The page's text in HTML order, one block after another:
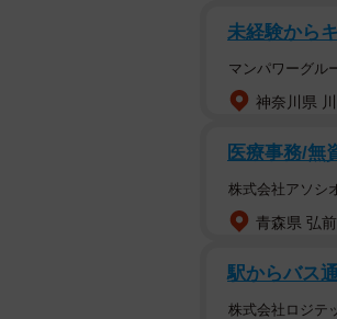
そして、今年6
TOYP2026』（
快挙。
りおなちゃんと
どを取材しました
未経験から
マンパワーグル
神奈川県
医療事務/無
株式会社アソシ
青森県 弘
駅からバス
株式会社ロジテ